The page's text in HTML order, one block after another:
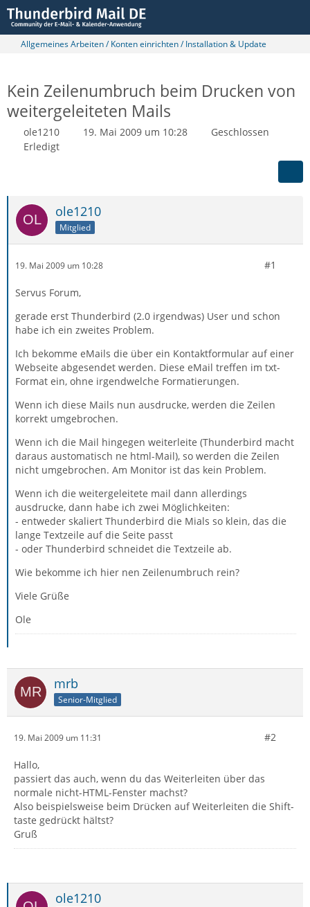
Allgemeines Arbeiten / Konten einrichten / Installation & Update
Kein Zeilenumbruch beim Drucken von
weitergeleiteten Mails
ole1210 19. Mai 2009 um 10:28
Geschlossen
Erledigt
ole1210
Mitglied
19. Mai 2009 um 10:28 #1
Servus Forum,
gerade erst Thunderbird (2.0 irgendwas) User und schon
habe ich ein zweites Problem.
Ich bekomme eMails die über ein Kontaktformular auf einer
Webseite abgesendet werden. Diese eMail treffen im txt-
Format ein, ohne irgendwelche Formatierungen.
Wenn ich diese Mails nun ausdrucke, werden die Zeilen
korrekt umgebrochen.
Wenn ich die Mail hingegen weiterleite (Thunderbird macht
daraus austomatisch ne html-Mail), so werden die Zeilen
nicht umgebrochen. Am Monitor ist das kein Problem.
Wenn ich die weitergeleitete mail dann allerdings
ausdrucke, dann habe ich zwei Möglichkeiten:
- entweder skaliert Thunderbird die Mials so klein, das die
lange Textzeile auf die Seite passt
- oder Thunderbird schneidet die Textzeile ab.
Wie bekomme ich hier nen Zeilenumbruch rein?
Viele Grüße
Ole
mrb
Senior-Mitglied
19. Mai 2009 um 11:31 #2
Hallo,
passiert das auch, wenn du das Weiterleiten über das
normale nicht-HTML-Fenster machst?
Also beispielsweise beim Drücken auf Weiterleiten die Shift-
taste gedrückt hältst?
Gruß
ole1210